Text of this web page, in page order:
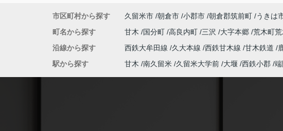
市区町村から探す 久留米市 朝倉市 小郡市 朝倉郡筑前町 うきは
町名から探す
甘木 国分町 高良内町 三沢 大字本郷 荒木町荒
沿線から探す
西鉄大牟田線 久大本線 西鉄甘木線 甘木鉄道
駅から探す
甘木 南久留米 久留米大学前 大堰 西鉄小郡 端